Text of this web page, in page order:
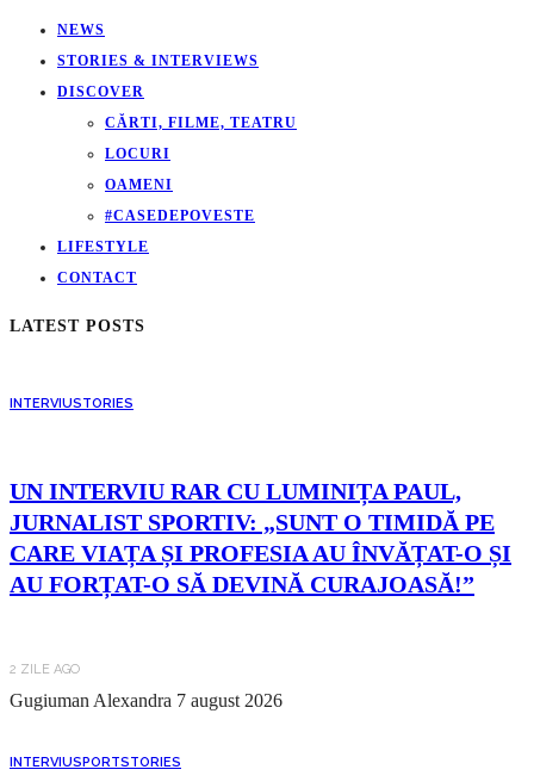
NEWS
STORIES & INTERVIEWS
DISCOVER
CĂRTI, FILME, TEATRU
LOCURI
OAMENI
#CASEDEPOVESTE
LIFESTYLE
CONTACT
LATEST POSTS
INTERVIUSTORIES
UN INTERVIU RAR CU LUMINIȚA PAUL,
JURNALIST SPORTIV: „SUNT O TIMIDĂ PE
CARE VIAȚA ȘI PROFESIA AU ÎNVĂȚAT-O ȘI
AU FORȚAT-O SĂ DEVINĂ CURAJOASĂ!”
2 ZILE AGO
Gugiuman Alexandra 7 august 2026
INTERVIUSPORTSTORIES